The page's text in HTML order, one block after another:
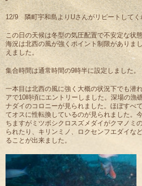
12/9 隣町宇和島よりUさんがリピートしてく
この日の天候は冬型の気圧配置で不安定な状
海況は北西の風が強くポイント制限がありま
えました。
集合時間は通常時間の9時半に設定しました。
一本目は北西の風に強く大概の状況下でも潜
アで10時頃にエントリーしました。深場の漁
ナダイのコロニーが見られました。ほぼすべ
てオスに性転換しているのが見られました。
ちますがミツボシクロスズメダイがクマノミ
られたり、キリンミノ、ロクセンフエダイな
ることが出来ました。